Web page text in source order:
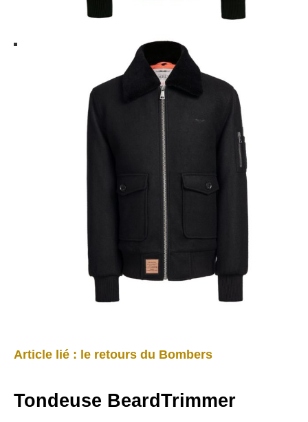
Article lié : le retours du Bombers
Tondeuse BeardTrimmer